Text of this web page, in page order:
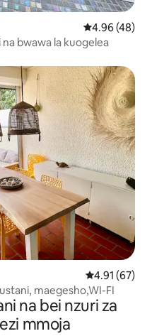
Ukadiriaji wa
4.96 (48)
bwawa la kuogelea
Ukadiriaji wa
4.91 (67)
maegesho,WI-FI
na bei nzuri za
mmoja